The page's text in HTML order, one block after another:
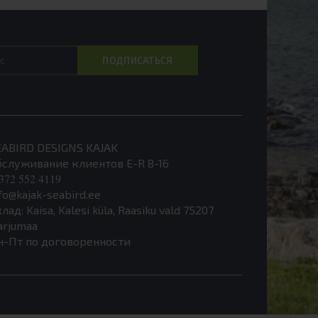
DESIGNS KAJAK
клиентов E-R 8-16
552 4119
seabird.ee
Kaisa, Kalesi küla, Raasiku vald 75207
Пт по договоренности